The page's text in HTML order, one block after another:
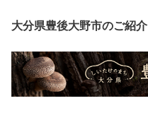
大分県豊後大野市のご紹介